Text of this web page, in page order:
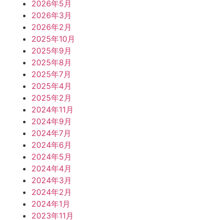
2026年5月
2026年3月
2026年2月
2025年10月
2025年9月
2025年8月
2025年7月
2025年4月
2025年2月
2024年11月
2024年9月
2024年7月
2024年6月
2024年5月
2024年4月
2024年3月
2024年2月
2024年1月
2023年11月